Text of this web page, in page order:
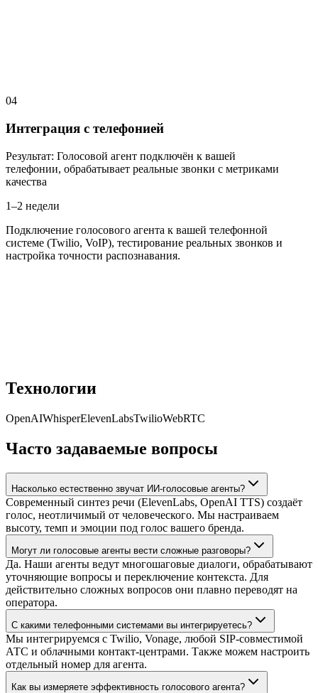
04
Интеграция с телефонией
Результат: Голосовой агент подключён к вашей
телефонии, обрабатывает реальные звонки с метриками
качества
1–2 недели
Подключение голосового агента к вашей телефонной
системе (Twilio, VoIP), тестирование реальных звонков и
настройка точности распознавания.
Технологии
OpenAIWhisperElevenLabsTwilioWebRTC
Часто задаваемые вопросы
Насколько естественно звучат ИИ-голосовые агенты?
Современный синтез речи (ElevenLabs, OpenAI TTS) создаёт
голос, неотличимый от человеческого. Мы настраиваем
высоту, темп и эмоции под голос вашего бренда.
Могут ли голосовые агенты вести сложные разговоры?
Да. Наши агенты ведут многошаговые диалоги, обрабатывают
уточняющие вопросы и переключение контекста. Для
действительно сложных вопросов они плавно переводят на
оператора.
С какими телефонными системами вы интегрируетесь?
Мы интегрируемся с Twilio, Vonage, любой SIP-совместимой
АТС и облачными контакт-центрами. Также можем настроить
отдельный номер для агента.
Как вы измеряете эффективность голосового агента?